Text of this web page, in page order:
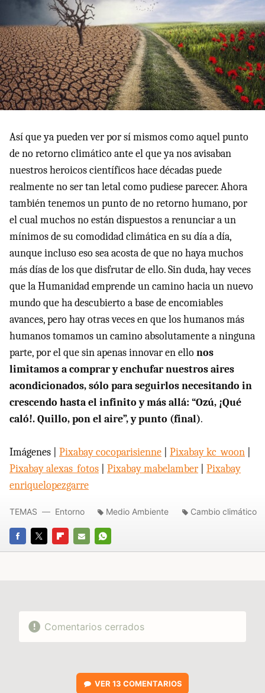
Así que ya pueden ver por sí mismos como aquel punto
de no retorno climático ante el que ya nos avisaban
nuestros heroicos científicos hace décadas puede
realmente no ser tan letal como pudiese parecer. Ahora
también tenemos un punto de no retorno humano, por
el cual muchos no están dispuestos a renunciar a un
mínimos de su comodidad climática en su día a día,
aunque incluso eso sea acosta de que no haya muchos
más días de los que disfrutar de ello. Sin duda, hay veces
que la Humanidad emprende un camino hacia un nuevo
mundo que ha descubierto a base de encomiables
avances, pero hay otras veces en que los humanos más
humanos tomamos un camino absolutamente a ninguna
parte, por el que sin apenas innovar en ellonos
limitamos a comprar y enchufar nuestros aires
acondicionados, sólo para seguirlos necesitando in
crescendo hasta el infinito y más allá: “Ozú, ¡Qué
caló!. Quillo, pon el aire”, y punto (final).
Imágenes | Pixabay cocoparisienne Pixabay kc_woon
Pixabay alexas_fotos
Pixabay mabelamber
Pixabay
enriquelopezgarre
FACEBOOK
TWITTERFLIPBOARD
E-
WHATSAPP
TEMAS Entorno Medio Ambiente Cambio climático
Comentarios cerrados
VER 13 COMENTARIOS